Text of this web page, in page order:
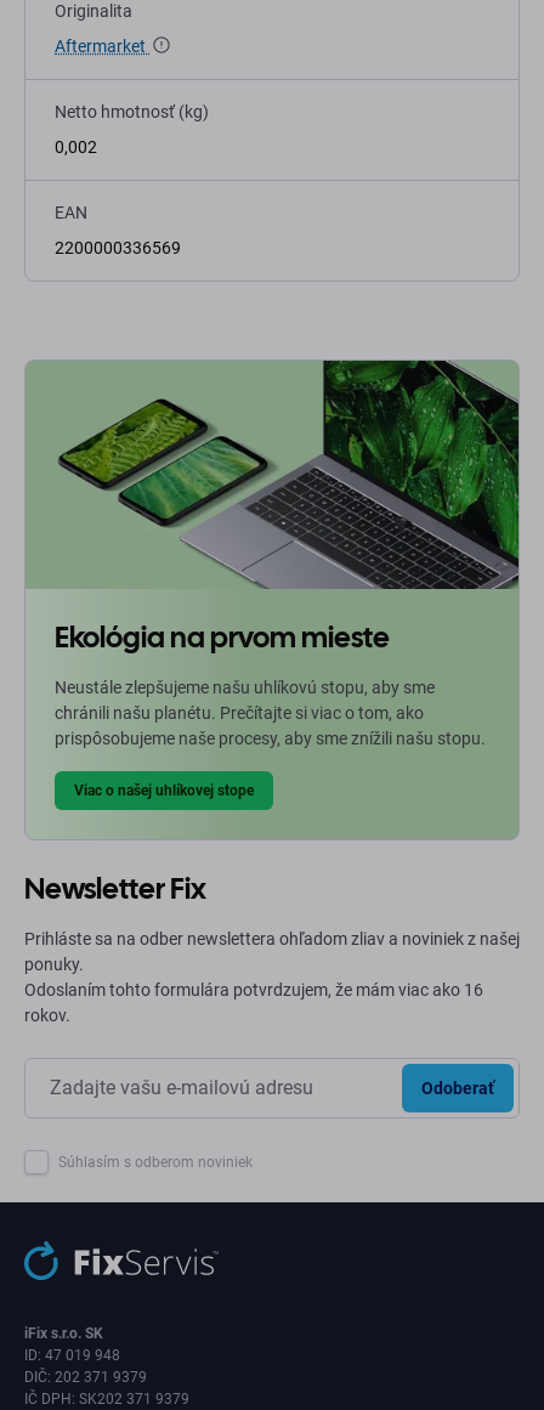
Originalita
Aftermarket
Netto hmotnosť (kg)
0,002
EAN
2200000336569
Ekológia na prvom mieste
Neustále zlepšujeme našu uhlíkovú stopu, aby sme
chránili našu planétu. Prečítajte si viac o tom, ako
prispôsobujeme naše procesy, aby sme znížili našu stopu.
Viac o našej uhlíkovej stope
Newsletter Fix
Prihláste sa na odber newslettera ohľadom zliav a noviniek z našej
ponuky.
Odoslaním tohto formulára potvrdzujem, že mám viac ako 16
rokov.
Odoberať
Súhlasím s odberom noviniek
iFix s.r.o. SK
ID: 47 019 948
DIČ: 202 371 9379
IČ DPH: SK202 371 9379